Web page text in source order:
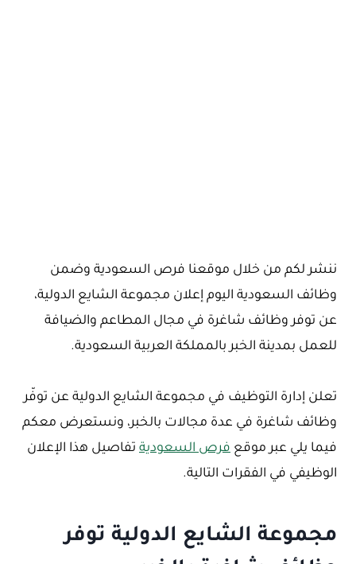
ننشر لكم من خلال موقعنا فرص السعودية وضمن
وظائف السعودية اليوم إعلان مجموعة الشايع الدولية،
عن توفر وظائف شاغرة في مجال المطاعم والضيافة
للعمل بمدينة الخبر بالمملكة العربية السعودية.
تعلن إدارة التوظيف في مجموعة الشايع الدولية عن توفّر
وظائف شاغرة في عدة مجالات بالخبر، ونستعرض معكم
فيما يلي عبر موقع فرص السعودية تفاصيل هذا الإعلان
الوظيفي في الفقرات التالية.
مجموعة الشايع الدولية توفر